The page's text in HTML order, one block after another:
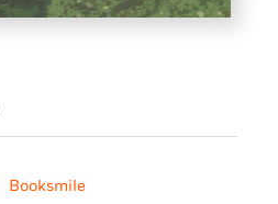
Booksmile